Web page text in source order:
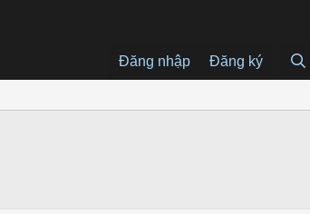
Đăng nhập Đăng ký